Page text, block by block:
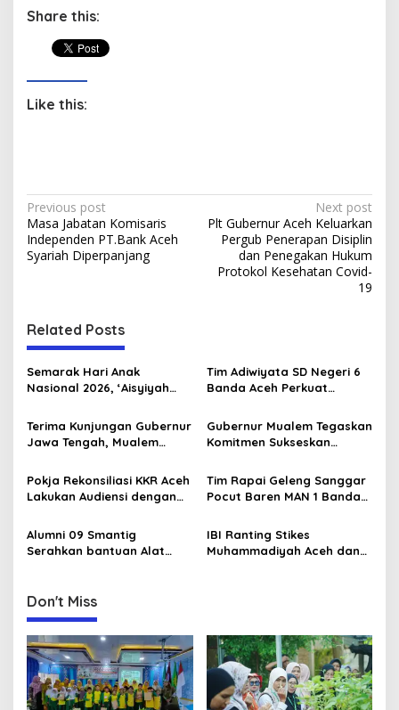
Share this:
Like this:
P
o
s
a
v
i
a
i
o
n
Previous post
Masa Jabatan Komisaris
Independen PT.Bank Aceh
Syariah Diperpanjang
Next post
Plt Gubernur Aceh Keluarkan
Pergub Penerapan Disiplin
dan Penegakan Hukum
Protokol Kesehatan Covid-
19
Related Posts
Semarak Hari Anak
Nasional 2026, ‘Aisyiyah
Perlombaan Kreatif di
Universitas Ahmad Dahlan
Tim Adiwiyata SD Negeri 6
Banda Aceh Perkuat
Kunjungan Lapangan “FOLU
Goes to School”
Terima Kunjungan Gubernur
Jawa Tengah, Mualem
Daerah
Gubernur Mualem Tegaskan
Komitmen Sukseskan
di Aceh
Pokja Rekonsiliasi KKR Aceh
Lakukan Audiensi dengan
Aceh Bahas Kurikulum
Pendidikan Damai
Tim Rapai Geleng Sanggar
Pocut Baren MAN 1 Banda
Internasional di Malaysia
Alumni 09 Smantig
Serahkan bantuan Alat
IBI Ranting Stikes
Muhammadiyah Aceh dan
Don't Miss